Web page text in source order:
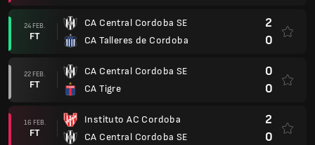
24 FEB.
FT
CA Central Cordoba SE
CA Talleres de Cordoba
2
0
22 FEB.
FT
CA Central Cordoba SE
CA Tigre
0
0
16 FEB.
FT
Instituto AC Cordoba
CA Central Cordoba SE
2
0